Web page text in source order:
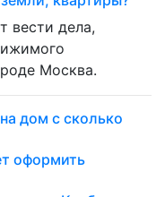
вести дела,
Москва.
дом с сколько
оформить